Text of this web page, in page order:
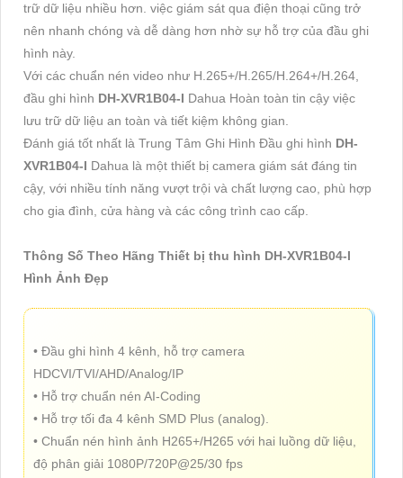
trữ dữ liệu nhiều hơn. việc giám sát qua điện thoại cũng trở
nên nhanh chóng và dễ dàng hơn nhờ sự hỗ trợ của đầu ghi
hình này.
Với các chuẩn nén video như H.265+/H.265/H.264+/H.264,
đầu ghi hình DH-XVR1B04-I Dahua Hoàn toàn tin cậy việc
lưu trữ dữ liệu an toàn và tiết kiệm không gian.
Đánh giá tốt nhất là Trung Tâm Ghi Hình Đầu ghi hình DH-
XVR1B04-I Dahua là một thiết bị camera giám sát đáng tin
cậy, với nhiều tính năng vượt trội và chất lượng cao, phù hợp
cho gia đình, cửa hàng và các công trình cao cấp.
Thông Số Theo Hãng Thiết bị thu hình DH-XVR1B04-I
Hình Ảnh Đẹp
• Đầu ghi hình 4 kênh, hỗ trợ camera
HDCVI/TVI/AHD/Analog/IP
• Hỗ trợ chuẩn nén AI-Coding
• Hỗ trợ tối đa 4 kênh SMD Plus (analog).
• Chuẩn nén hình ảnh H265+/H265 với hai luồng dữ liệu,
độ phân giải 1080P/720P@25/30 fps